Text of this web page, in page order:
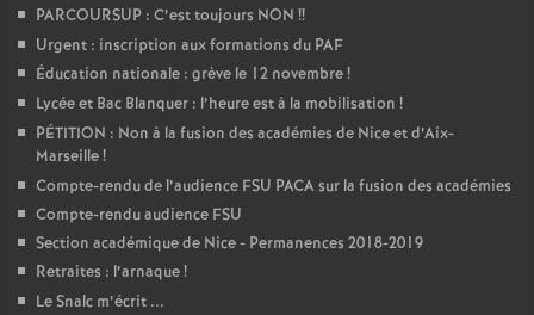
PARCOURSUP : C’est toujours NON !!
Urgent : inscription aux formations du PAF
Éducation nationale : grève le 12 novembre!
Lycée et Bac Blanquer : l’heure est à la mobilisation !
PÉTITION : Non à la fusion des académies de Nice et d’Aix-
Marseille!
Compte-rendu de l’audience FSU PACA sur la fusion des académies
Compte-rendu audience FSU
Section académique de Nice - Permanences 2018-2019
Retraites : l’arnaque!
Le Snalc m’écrit ...